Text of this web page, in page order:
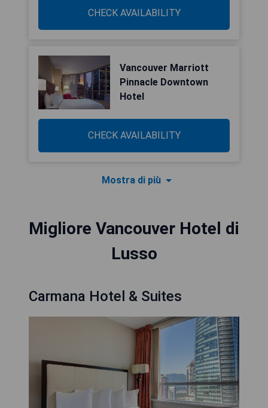
CHECK AVAILABILITY
Vancouver Marriott
Pinnacle Downtown
Hotel
CHECK AVAILABILITY
Mostra di più
Migliore Vancouver Hotel di
Lusso
Carmana Hotel & Suites